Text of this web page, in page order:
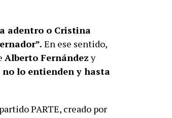
adentro o Cristina
En ese sentido,
Alberto Fernándezy
no lo entienden y hasta
PARTE, creado por